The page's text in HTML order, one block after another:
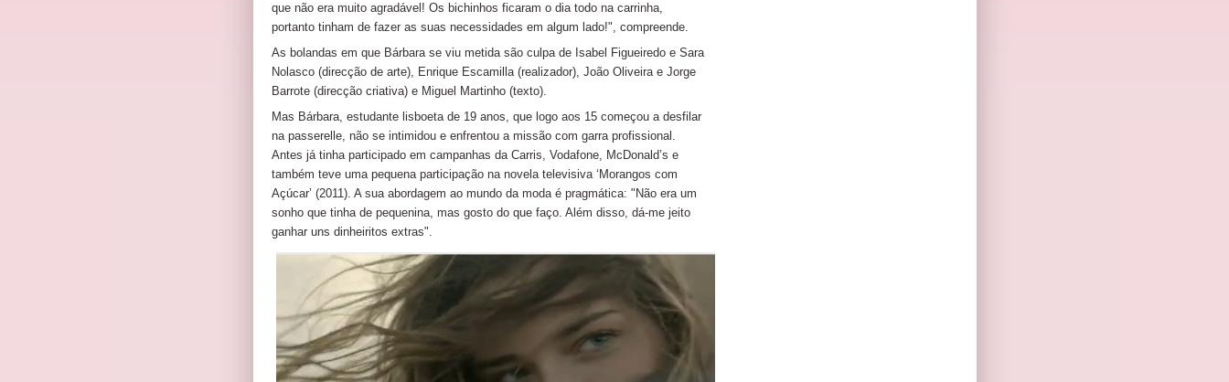
que não era muito agradável! Os bichinhos ficaram o dia todo na carrinha,
portanto tinham de fazer as suas necessidades em algum lado!", compreende.
As bolandas em que Bárbara se viu metida são culpa de Isabel Figueiredo e Sara
Nolasco (direcção de arte), Enrique Escamilla (realizador), João Oliveira e Jorge
Barrote (direcção criativa) e Miguel Martinho (texto).
Mas Bárbara, estudante lisboeta de 19 anos, que logo aos 15 começou a desfilar
na passerelle, não se intimidou e enfrentou a missão com garra profissional.
Antes já tinha participado em campanhas da Carris, Vodafone, McDonald’s e
também teve uma pequena participação na novela televisiva ‘Morangos com
Açúcar’ (2011). A sua abordagem ao mundo da moda é pragmática: "Não era um
sonho que tinha de pequenina, mas gosto do que faço. Além disso, dá-me jeito
ganhar uns dinheiritos extras".